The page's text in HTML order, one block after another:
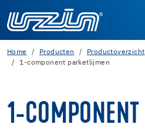
Home Producten Productoverzicht
1-component parketlijmen
1-COMPONENT